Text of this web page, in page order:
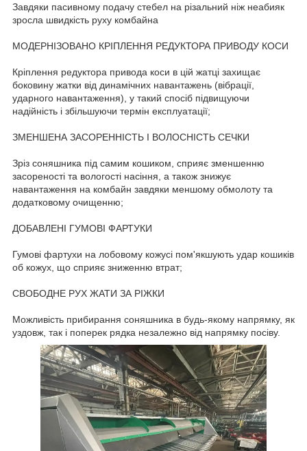
Завдяки пасивному подачу стебел на різальний ніж неабияк
зросла швидкість руху комбайна
МОДЕРНІЗОВАНО КРІПЛЕННЯ РЕДУКТОРА ПРИВОДУ КОСИ
Кріплення редуктора привода коси в цій жатці захищає
боковину жатки від динамічних навантажень (вібрації,
ударного навантаження), у такий спосіб підвищуючи
надійність і збільшуючи термін експлуатації;
ЗМЕНШЕНА ЗАСОРЕННІСТЬ І ВОЛОСНІСТЬ СЕЧКИ
Зріз соняшника під самим кошиком, сприяє зменшенню
засореності та вологості насіння, а також знижує
навантаження на комбайн завдяки меншому обмолоту та
додатковому очищенню;
ДОБАВЛЕНІ ГУМОВІ ФАРТУКИ
Гумові фартухи на лобовому кожусі пом'якшують удар кошиків
об кожух, що сприяє зниженню втрат;
СВОБОДНЕ РУХ ЖАТИ ЗА РІЖКИ
Можливість прибирання соняшника в будь-якому напрямку, як
уздовж, так і поперек рядка незалежно від напрямку посіву.